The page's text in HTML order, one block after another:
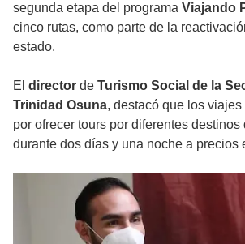
segunda etapa del programa Viajando
cinco rutas, como parte de la
estado.
El director de Turismo Social de la
Trinidad Osuna, destacó que los
por ofrecer tours por diferentes destinos
durante dos días y una noche a precios